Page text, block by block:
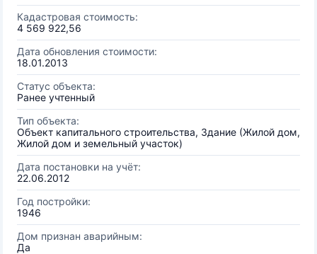
Кадастровая стоимость:
4 569 922,56
Дата обновления стоимости:
18.01.2013
Статус объекта:
Ранее учтенный
Тип объекта:
Объект капитального строительства, Здание (Жилой дом,
Жилой дом и земельный участок)
Дата постановки на учёт:
22.06.2012
Год постройки:
1946
Дом признан аварийным:
Да